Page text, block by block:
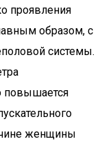
проявления
образом, с
системы.
повышается
женщины